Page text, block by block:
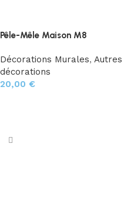
Pêle-Mêle Maison M8
Décorations Murales, Autres
décorations
20,00 €